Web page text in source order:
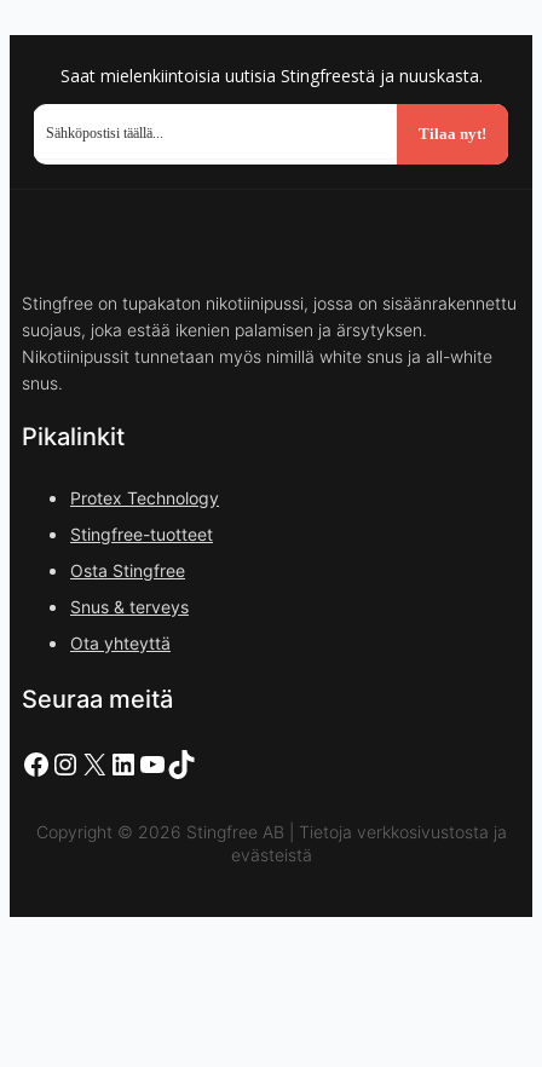
Saat mielenkiintoisia uutisia Stingfreestä ja nuuskasta.
Tilaa nyt!
Stingfree on tupakaton nikotiinipussi, jossa on sisäänrakennettu
suojaus, joka estää ikenien palamisen ja ärsytyksen.
Nikotiinipussit tunnetaan myös nimillä white snus ja all-white
snus.
Pikalinkit
Protex Technology
Stingfree-tuotteet
Osta Stingfree
Snus & terveys
Ota yhteyttä
Seuraa meitä
Facebook
Instagram
X LinkedIn
YouTube
TikTok
Copyright © 2026 Stingfree AB | Tietoja verkkosivustosta ja
evästeistä